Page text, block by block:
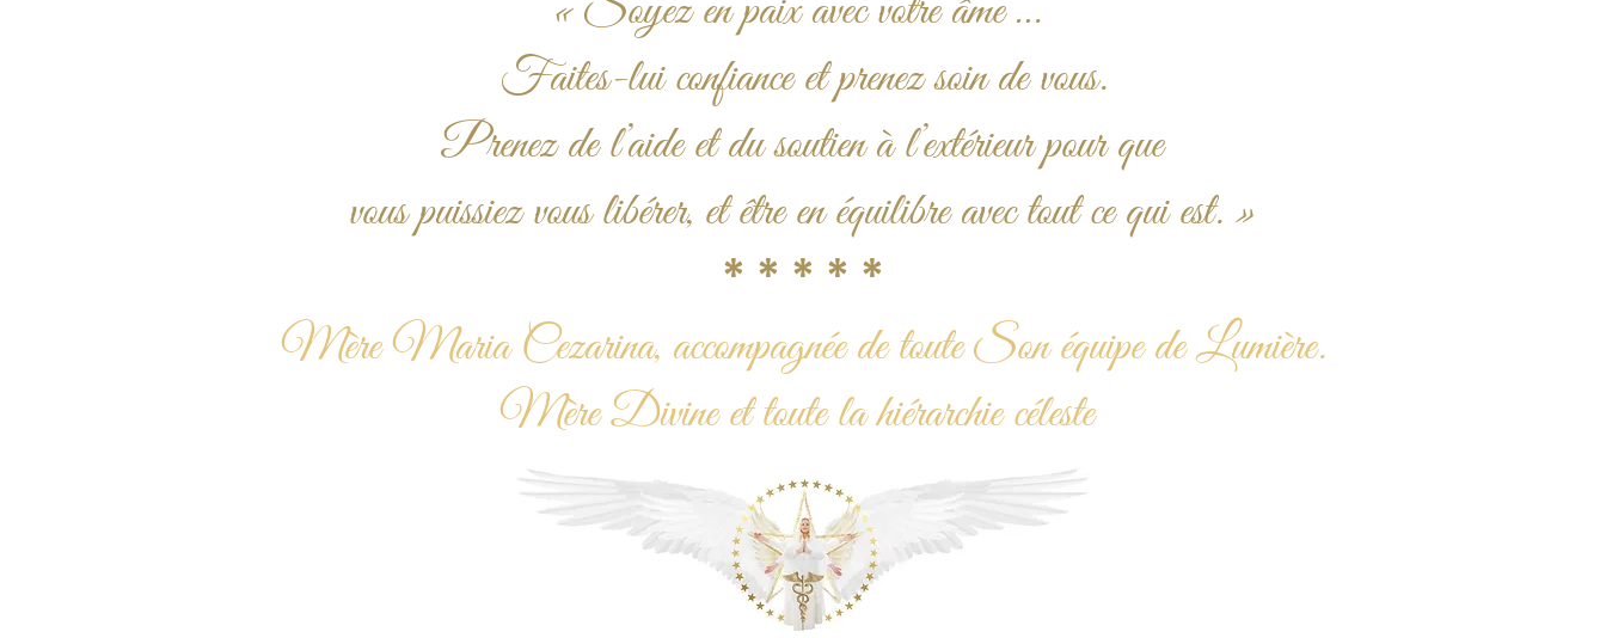
« Soyez en paix avec votre âme …
Faites-lui confiance et prenez soin de vous.
Prenez de l’aide et du soutien à l’extérieur pour que
vous puissiez vous libérer, et être en équilibre avec tout ce qui est. »
* * * * *
Mère Maria Cezarina, accompagnéede toute Son équipe de Lumière.
Mère Divine et toute la hiérarchie céleste